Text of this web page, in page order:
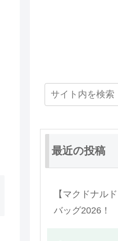
最近の投稿
【マクドナル
バッグ2026！